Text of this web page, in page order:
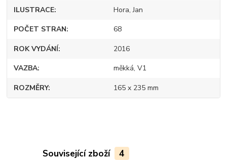
ILUSTRACE Hora, Jan
POČET STRAN 68
ROK VYDÁNÍ 2016
VAZBA měkká, V1
ROZMĚRY 165 x 235 mm
Související zboží 4